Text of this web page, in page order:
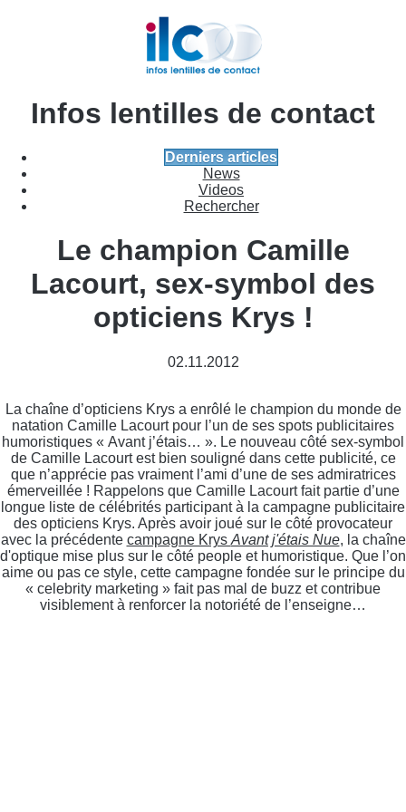
Infos lentilles de contact
Derniers articles
News
Videos
Rechercher
Le champion Camille
Lacourt, sex-symbol des
opticiens Krys !
02.11.2012
La chaîne d’opticiens Krys a enrôlé le champion du monde de
natation Camille Lacourt pour l’un de ses spots publicitaires
humoristiques « Avant j’étais… ». Le nouveau côté sex-symbol
de Camille Lacourt est bien souligné dans cette publicité, ce
que n’apprécie pas vraiment l’ami d’une de ses admiratrices
émerveillée ! Rappelons que Camille Lacourt fait partie d’une
longue liste de célébrités participant à la campagne publicitaire
des opticiens Krys. Après avoir joué sur le côté provocateur
avec la précédente campagne Krys Avant j'étais Nue, la chaîne
d'optique mise plus sur le côté people et humoristique. Que l’on
aime ou pas ce style, cette campagne fondée sur le principe du
« celebrity marketing » fait pas mal de buzz et contribue
visiblement à renforcer la notoriété de l’enseigne…